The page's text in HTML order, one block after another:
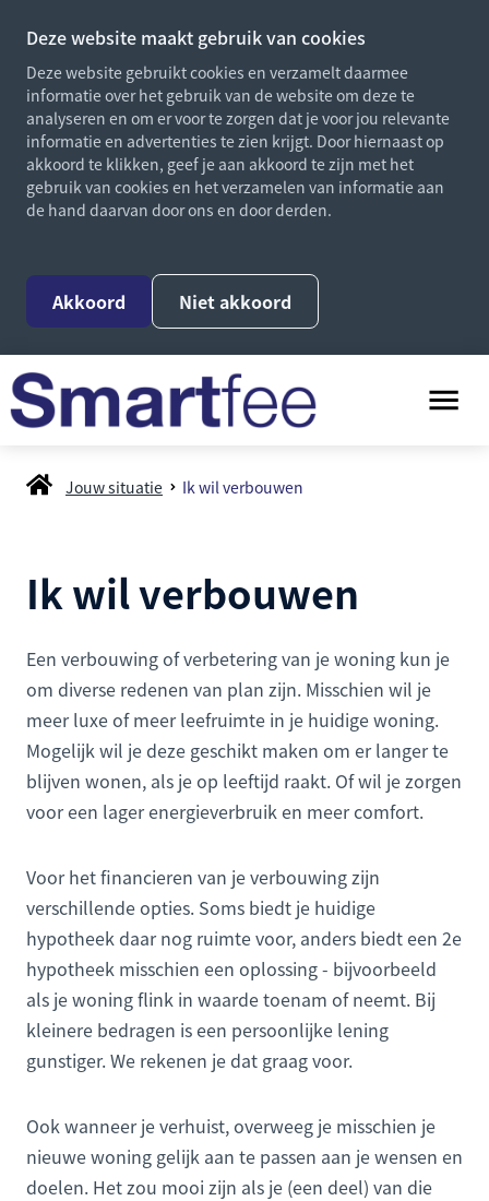
Deze website maakt gebruik van cookies
Deze website gebruikt cookies en verzamelt daarmee
informatie over het gebruik van de website om deze te
analyseren en om er voor te zorgen dat je voor jou relevante
informatie en advertenties te zien krijgt. Door hiernaast op
akkoord te klikken, geef je aan akkoord te zijn met het
gebruik van cookies en het verzamelen van informatie aan
de hand daarvan door ons en door derden.
Akkoord Niet akkoord
Jouw situatie Ik wil verbouwen
Ik wil verbouwen
Een verbouwing of verbetering van je woning kun je
om diverse redenen van plan zijn. Misschien wil je
meer luxe of meer leefruimte in je huidige woning.
Mogelijk wil je deze geschikt maken om er langer te
blijven wonen, als je op leeftijd raakt. Of wil je zorgen
voor een lager energieverbruik en meer comfort.
Voor het financieren van je verbouwing zijn
verschillende opties. Soms biedt je huidige
hypotheek daar nog ruimte voor, anders biedt een 2e
hypotheek misschien een oplossing - bijvoorbeeld
als je woning flink in waarde toenam of neemt. Bij
kleinere bedragen is een persoonlijke lening
gunstiger. We rekenen je dat graag voor.
Ook wanneer je verhuist, overweeg je misschien je
nieuwe woning gelijk aan te passen aan je wensen en
doelen. Het zou mooi zijn als je (een deel) van die